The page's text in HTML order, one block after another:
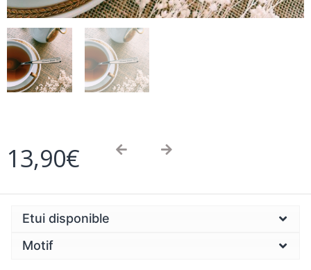
13,90€
Etui disponible
Motif